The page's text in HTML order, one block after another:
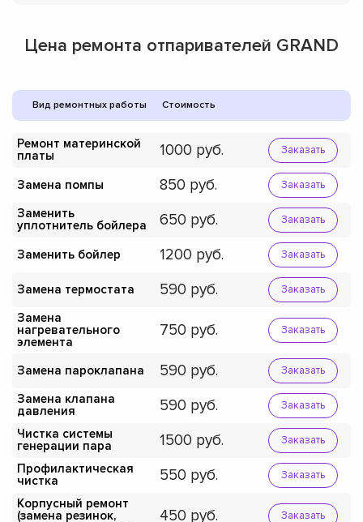
Цена ремонта отпаривателей GRAND
Вид ремонтных работы Стоимость
Ремонт материнской
платы
1000 Заказать
Замена помпы 850 Заказать
Заменить
уплотнитель бойлера
650 Заказать
Заменить бойлер 1200 Заказать
Замена термостата 590 Заказать
Замена
нагревательного
элемента
750 Заказать
Замена пароклапана 590 Заказать
Замена клапана
давления
590 Заказать
Чистка системы
генерации пара
1500 Заказать
Профилактическая
чистка
550 Заказать
Корпусный ремонт
(замена резинок,
450 Заказать